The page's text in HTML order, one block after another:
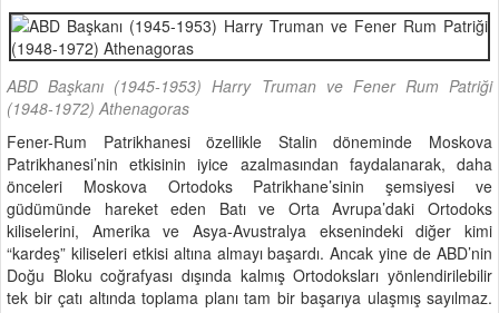
ABD Başkanı (1945-1953) Harry Truman ve Fener Rum Patriği
(1948-1972) Athenagoras
Fener-Rum Patrikhanesi özellikle Stalin döneminde Moskova
Patrikhanesi’nin etkisinin iyice azalmasından faydalanarak, daha
önceleri Moskova Ortodoks Patrikhane’sinin şemsiyesi ve
güdümünde hareket eden Batı ve Orta Avrupa’daki Ortodoks
kiliselerini, Amerika ve Asya-Avustralya eksenindeki diğer kimi
“kardeş” kiliseleri etkisi altına almayı başardı. Ancak yine de ABD’nin
Doğu Bloku coğrafyası dışında kalmış Ortodoksları yönlendirilebilir
tek bir çatı altında toplama planı tam bir başarıya ulaşmış sayılmaz.